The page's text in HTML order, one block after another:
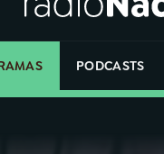
PODCASTS